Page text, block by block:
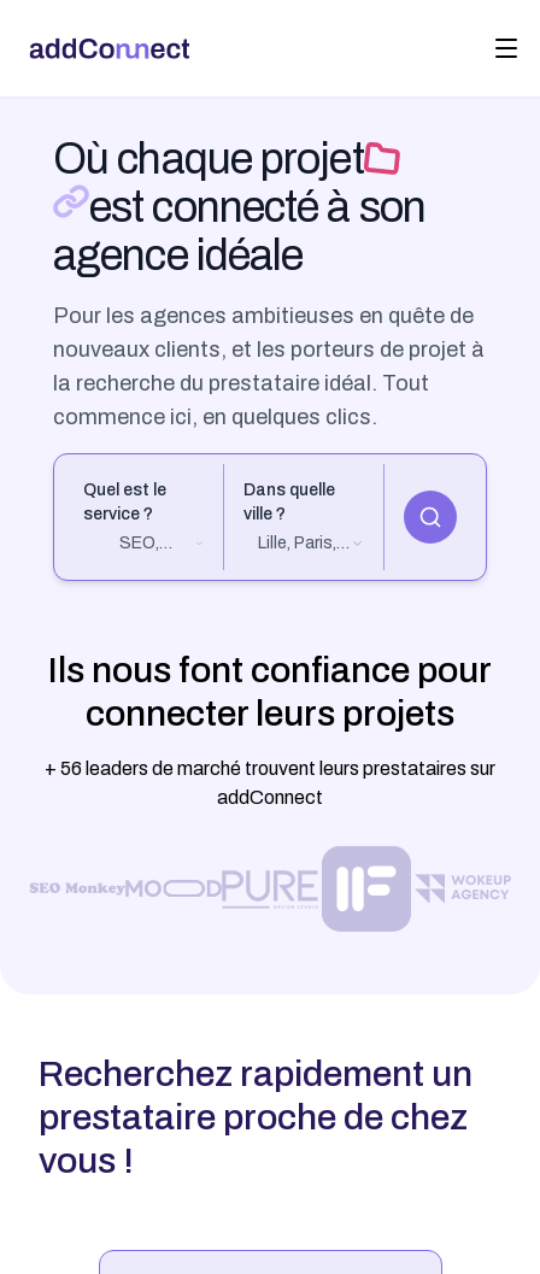
Où chaque projet
est connecté à son
agence idéale
Pour les agences ambitieuses en quête de
nouveaux clients, et les porteurs de projet à
la recherche du prestataire idéal. Tout
commence ici, en quelques clics.
Quel est le
service ?
SEO,
Dans quelle
ville ?
Lille, Paris,
Ils nous font confiance pour
connecter leurs projets
+ 56 leaders de marché trouvent leurs prestataires sur
addConnect
Recherchez rapidement un
prestataire proche de chez
vous !